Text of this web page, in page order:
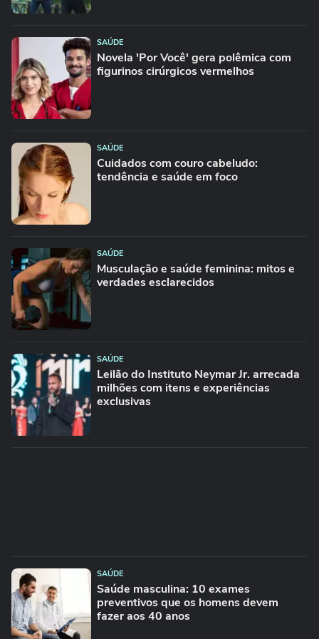
SAÚDE
Novela 'Por Você' gera polêmica com
figurinos cirúrgicos vermelhos
SAÚDE
Cuidados com couro cabeludo:
tendência e saúde em foco
SAÚDE
Musculação e saúde feminina: mitos e
verdades esclarecidos
SAÚDE
Leilão do Instituto Neymar Jr. arrecada
milhões com itens e experiências
exclusivas
SAÚDE
Saúde masculina: 10 exames
preventivos que os homens devem
fazer aos 40 anos